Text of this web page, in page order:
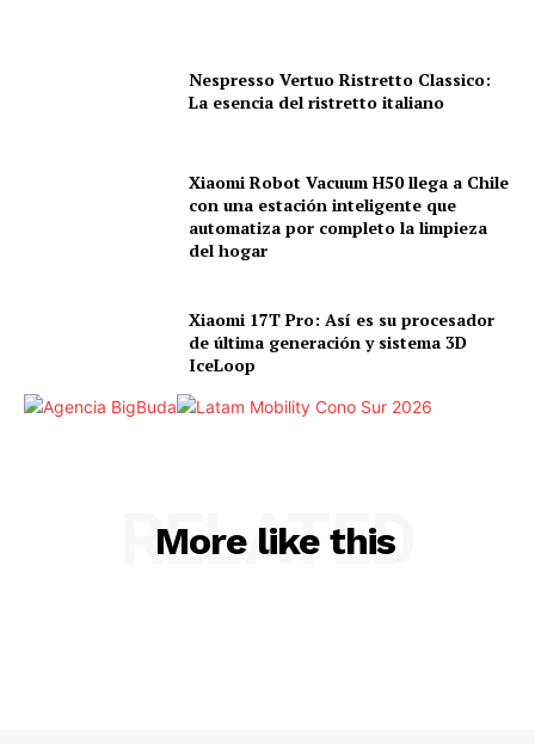
Nespresso Vertuo Ristretto Classico:
La esencia del ristretto italiano
Xiaomi Robot Vacuum H50 llega a Chile
con una estación inteligente que
automatiza por completo la limpieza
del hogar
Xiaomi 17T Pro: Así es su procesador
de última generación y sistema 3D
IceLoop
More like this
RELATED